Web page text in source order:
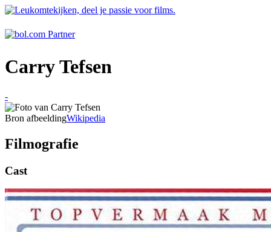
Carry Tefsen
-
Bron afbeeldingWikipedia
Filmografie
Cast